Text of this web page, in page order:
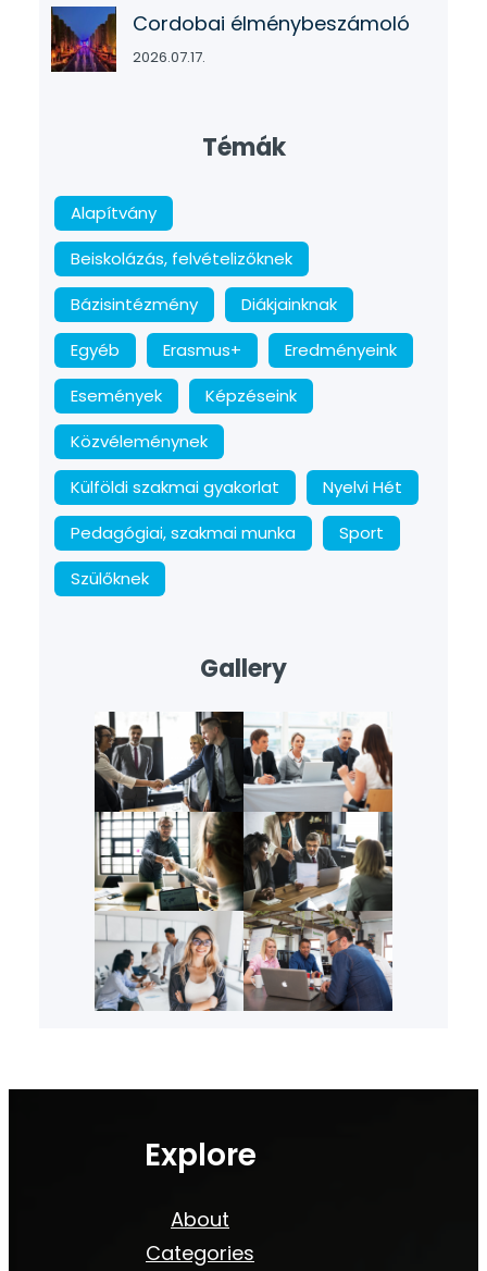
Cordobai élménybeszámoló
2026.07.17.
Témák
Alapítvány
Beiskolázás, felvételizőknek
Bázisintézmény
Diákjainknak
Egyéb
Erasmus+
Eredményeink
Események
Képzéseink
Közvéleménynek
Külföldi szakmai gyakorlat
Nyelvi Hét
Pedagógiai, szakmai munka
Sport
Szülőknek
Gallery
Explore
About
Categories